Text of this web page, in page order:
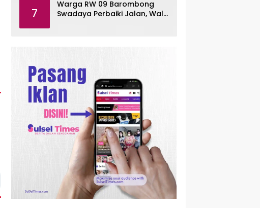
7
Warga RW 09 Barombong
Swadaya Perbaiki Jalan, Wali